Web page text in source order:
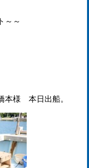
～～
様 本日出船。